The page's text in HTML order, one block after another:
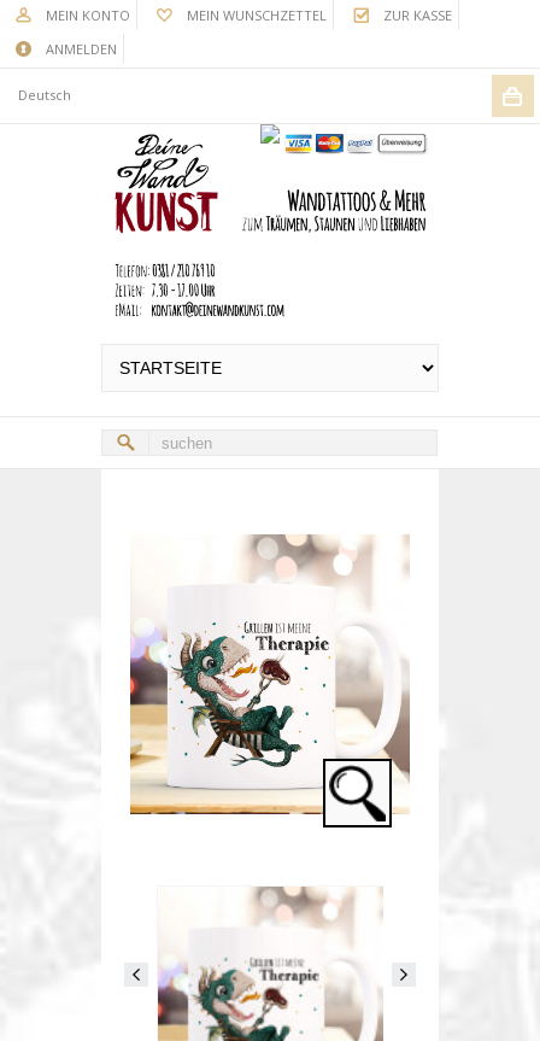
MEIN KONTO MEIN WUNSCHZETTEL
ZUR KASSE
ANMELDEN
Deutsch